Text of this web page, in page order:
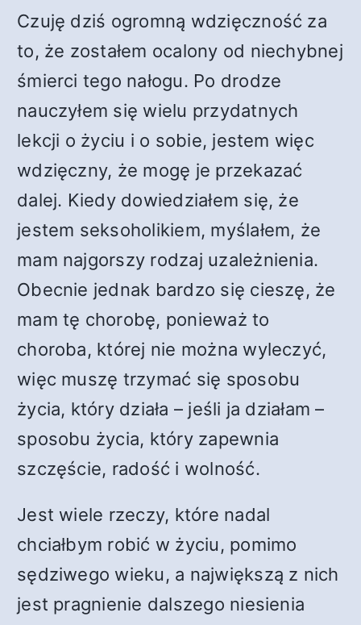
Czuję dziś ogromną wdzięczność za
to, że zostałem ocalony od niechybnej
śmierci tego nałogu. Po drodze
nauczyłem się wielu przydatnych
lekcji o życiu i o sobie, jestem więc
wdzięczny, że mogę je przekazać
dalej. Kiedy dowiedziałem się, że
jestem seksoholikiem, myślałem, że
mam najgorszy rodzaj uzależnienia.
Obecnie jednak bardzo się cieszę, że
mam tę chorobę, ponieważ to
choroba, której nie można wyleczyć,
więc muszę trzymać się sposobu
życia, który działa – jeśli ja działam –
sposobu życia, który zapewnia
szczęście, radość i wolność.
Jest wiele rzeczy, które nadal
chciałbym robić w życiu, pomimo
sędziwego wieku, a największą z nich
jest pragnienie dalszego niesienia